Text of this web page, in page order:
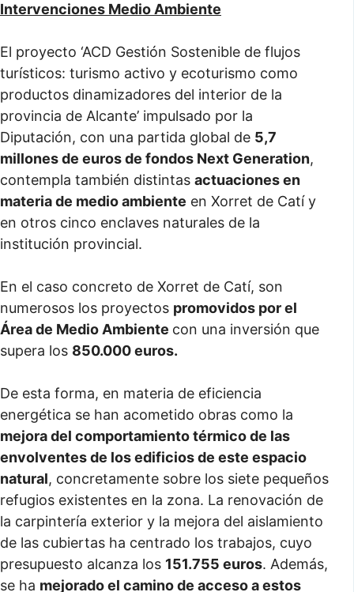
Intervenciones Medio Ambiente
El proyecto ‘ACD Gestión Sostenible de flujos
turísticos: turismo activo y ecoturismo como
productos dinamizadores del interior de la
provincia de Alcante’ impulsado por la
Diputación, con una partida global de 5,7
millones de euros de fondos Next Generation,
contempla también distintas actuaciones en
materia de medio ambiente en Xorret de Catí y
en otros cinco enclaves naturales de la
institución provincial.
En el caso concreto de Xorret de Catí, son
numerosos los proyectos promovidos por el
Área de Medio Ambiente con una inversión que
supera los 850.000 euros.
De esta forma, en materia de eficiencia
energética se han acometido obras como la
mejora del comportamiento térmico de las
envolventes de los edificios de este espacio
natural, concretamente sobre los siete pequeños
refugios existentes en la zona. La renovación de
la carpintería exterior y la mejora del aislamiento
de las cubiertas ha centrado los trabajos, cuyo
presupuesto alcanza los 151.755 euros. Además,
se ha mejorado el camino de acceso a estos